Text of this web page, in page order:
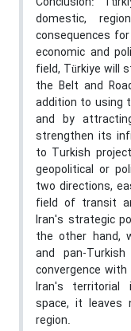
domestic,
consequences
economic and
field, Türkiye will
the Belt and
addition to using
and by
strengthen its
to Turkish
geopolitical or
two directions,
field of transit
Iran's strategic
the other hand,
and pan-
convergence
Iran's
space, it leaves
region.